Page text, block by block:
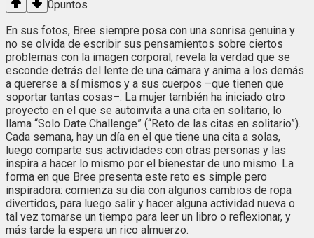
0puntos
En sus fotos, Bree siempre posa con una sonrisa genuina y
no se olvida de escribir sus pensamientos sobre ciertos
problemas con la imagen corporal; revela la verdad que se
esconde detrás del lente de una cámara y anima a los demás
a quererse a sí mismos y a sus cuerpos –que tienen que
soportar tantas cosas–. La mujer también ha iniciado otro
proyecto en el que se autoinvita a una cita en solitario, lo
llama “Solo Date Challenge” (“Reto de las citas en solitario”).
Cada semana, hay un día en el que tiene una cita a solas,
luego comparte sus actividades con otras personas y las
inspira a hacer lo mismo por el bienestar de uno mismo. La
forma en que Bree presenta este reto es simple pero
inspiradora: comienza su día con algunos cambios de ropa
divertidos, para luego salir y hacer alguna actividad nueva o
tal vez tomarse un tiempo para leer un libro o reflexionar, y
más tarde la espera un rico almuerzo.